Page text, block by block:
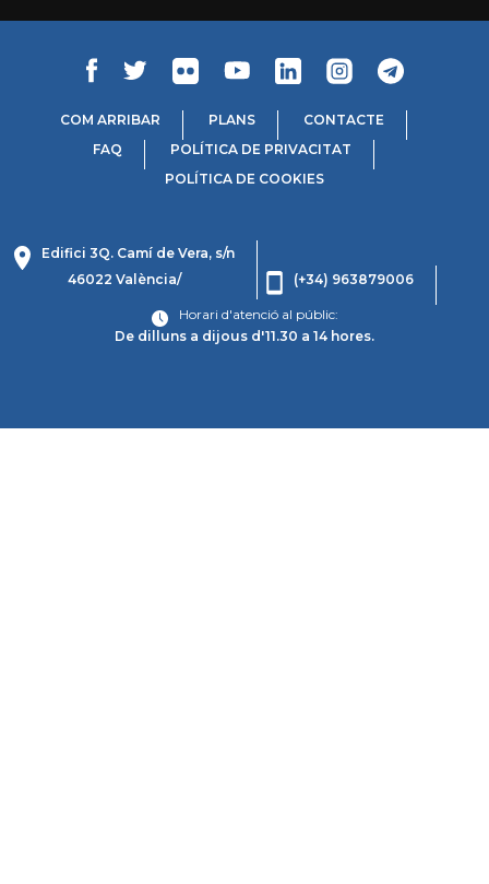
Edifici 3Q. Camí de Vera, s/n
46022 València/
(+34) 963879006
Horari d'atenció al públic:
De dilluns a dijous d'11.30 a 14 hores.
COM ARRIBAR PLANS
CONTACTE
FAQ
POLÍTICA DE PRIVACITAT
POLÍTICA DE COOKIES